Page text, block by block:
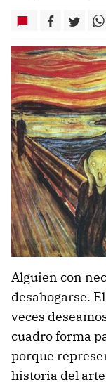
Alguien con
desahogarse.
veces
cuadro forma
porque
historia del